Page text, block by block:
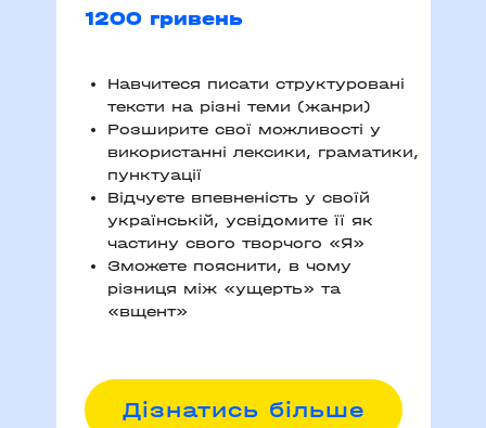
1200 гривень
Навчитеся писати структуровані
тексти на різні теми (жанри)
Розширите свої можливості у
використанні лексики, граматики,
пунктуації
Відчуєте впевненість у своїй
українській, усвідомите її як
частину свого творчого «Я»
Зможете пояснити, в чому
різниця між «ущерть» та
«вщент»
Дізнатись більше